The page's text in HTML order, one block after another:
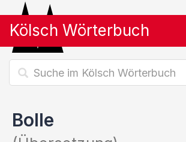
Kölsch Wörterbuch
Bolle